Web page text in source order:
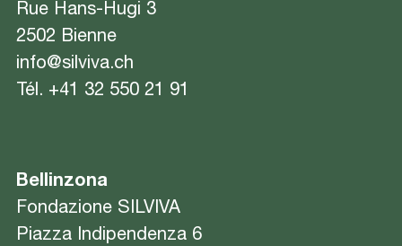
Rue Hans-Hugi 3
2502 Bienne
info@silviva.ch
Tél. +41 32 550 21 91
Bellinzona
Fondazione SILVIVA
Piazza Indipendenza 6